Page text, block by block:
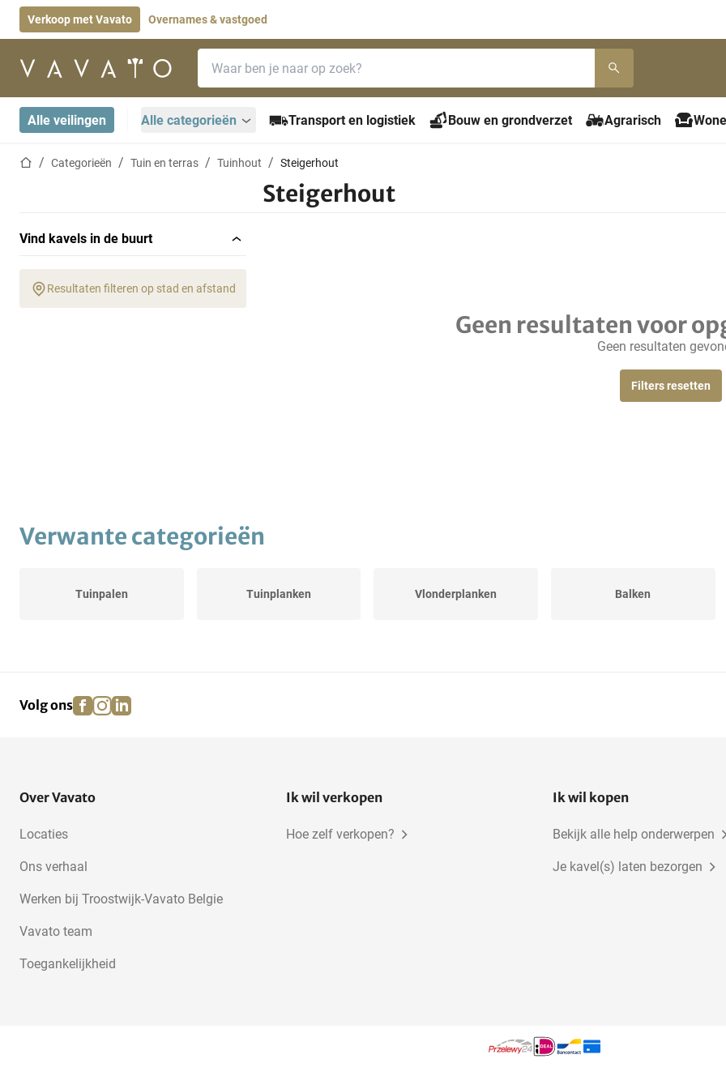
Verkoop met Vavato Overnames & vastgoed
Startpagina
Alle veilingen Alle categorieën Transport en logistiek Bouw en grondverzet Agrarisch
StartpaginaCategorieën Tuin en terras Tuinhout Steigerhout
Steigerhout
Vind kavels in de buurt
Resultaten filteren op stad en afstand
Geen resultaten voor
Geen resultaten
Filters resetten
Verwante categorieën
Tuinpalen Tuinplanken Vlonderplanken Balken
Volg ons facebook
instagram
linkedin
Over Vavato
Locaties
Ons verhaal
Werken bij Troostwijk-Vavato Belgie
Vavato team
Toegankelijkheid
Ik wil verkopen
Hoe zelf verkopen?
Ik wil kopen
Bekijk alle help onderwerpen
Je kavel(s) laten bezorgen